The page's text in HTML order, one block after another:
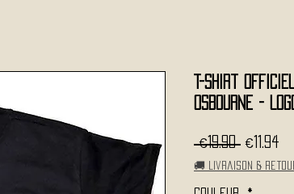
T-Shirt
OSBOURNE - Logo
€19.90 Regular
Price
€11.94
🚚 Livraison &